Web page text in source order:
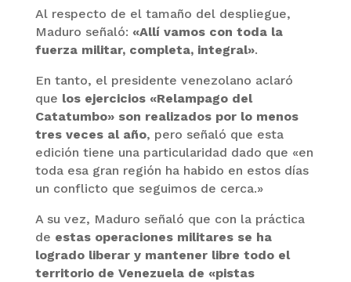
Al respecto de el tamaño del despliegue,
Maduro señaló: «Allí vamos con toda la
fuerza militar, completa, integral».
En tanto, el presidente venezolano aclaró
que los ejercicios «Relampago del
Catatumbo» son realizados por lo menos
tres veces al año, pero señaló que esta
edición tiene una particularidad dado que «en
toda esa gran región ha habido en estos días
un conflicto que seguimos de cerca.»
A su vez, Maduro señaló que con la práctica
de estas operaciones militares se ha
logrado liberar y mantener libre todo el
territorio de Venezuela de «pistas